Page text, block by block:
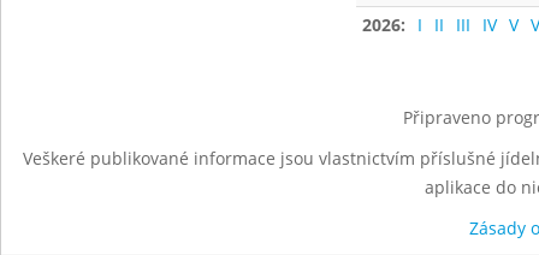
2026:
I II III IV V
Připraveno
Veškeré publikované informace jsou vlastnictvím příslušné
aplikace do
Zásady